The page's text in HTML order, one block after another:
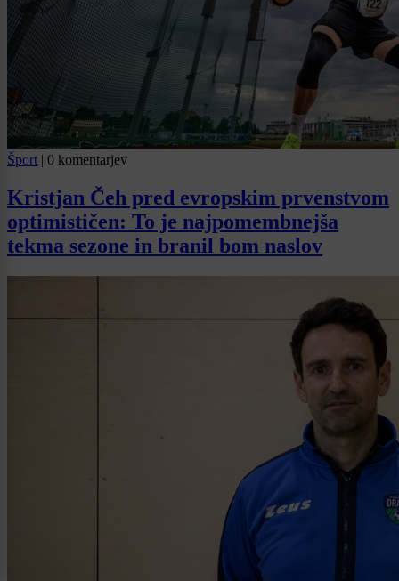
Šport | 0 komentarjev
Kristjan Čeh pred evropskim prvenstvom
optimističen: To je najpomembnejša
tekma sezone in branil bom naslov